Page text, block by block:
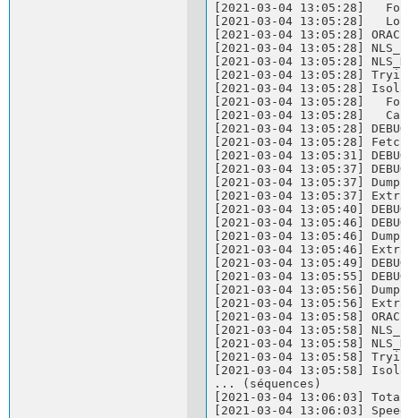
[2021-03-04 13:05:28]
[2021-03-04 13:05:28]
[2021-03-04 13:05:28]
[2021-03-04 13:05:28]
[2021-03-04 13:05:28]
[2021-03-04 13:05:28]
[2021-03-04 13:05:28]
[2021-03-04 13:05:28]
[2021-03-04 13:05:28]   Can
[2021-03-04 13:05:28]
[2021-03-04 13:05:28]
[2021-03-04 13:05:31]
[2021-03-04 13:05:37]
[2021-03-04 13:05:37]
[2021-03-04 13:05:37]
[2021-03-04 13:05:40]
[2021-03-04 13:05:46]
[2021-03-04 13:05:46]
[2021-03-04 13:05:46]
[2021-03-04 13:05:49]
[2021-03-04 13:05:55]
[2021-03-04 13:05:56]
[2021-03-04 13:05:56]
[2021-03-04 13:05:58]
[2021-03-04 13:05:58]
[2021-03-04 13:05:58]
[2021-03-04 13:05:58]
[2021-03-04 13:05:58]
... (séquences)
[2021-03-04 13:06:03]
[2021-03-04 13:06:03]